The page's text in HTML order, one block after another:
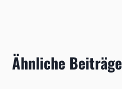
Ähnliche Beiträge